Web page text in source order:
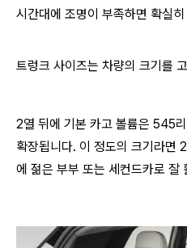
시간대에 조명이 부족하면 확실
트렁크 사이즈는 차량의 크기를
2열 뒤에 기본 카고 볼륨은 545
확장됩니다. 이 정도의 크기라면
에 젊은 부부 또는 세컨드카로 잘